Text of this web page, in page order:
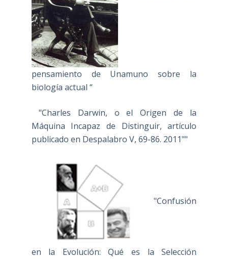
pensamiento de Unamuno sobre la
biología actual “
"Charles Darwin, o el Origen de la
Máquina Incapaz de Distinguir, artículo
publicado en Despalabro V, 69-86. 2011""
"Confusión
en la Evolución: Qué es la Selección